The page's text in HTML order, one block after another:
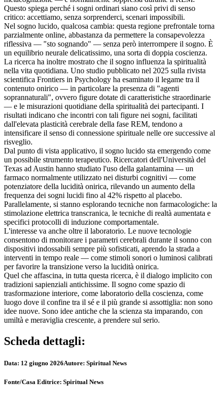
Questo spiega perché i sogni ordinari siano così privi di senso
critico: accettiamo, senza sorprenderci, scenari impossibili.
Nel sogno lucido, qualcosa cambia: questa regione prefrontale torna
parzialmente online, abbastanza da permettere la consapevolezza
riflessiva — "sto sognando" — senza però interrompere il sogno. È
un equilibrio neurale delicatissimo, una sorta di doppia coscienza.
La ricerca ha inoltre mostrato che il sogno influenza la spiritualità
nella vita quotidiana. Uno studio pubblicato nel 2025 sulla rivista
scientifica Frontiers in Psychology ha esaminato il legame tra il
contenuto onirico — in particolare la presenza di "agenti
soprannaturali", ovvero figure dotate di caratteristiche straordinarie
— e le misurazioni quotidiane della spiritualità dei partecipanti. I
risultati indicano che incontri con tali figure nei sogni, facilitati
dall'elevata plasticità cerebrale della fase REM, tendono a
intensificare il senso di connessione spirituale nelle ore successive al
risveglio.
Dal punto di vista applicativo, il sogno lucido sta emergendo come
un possibile strumento terapeutico. Ricercatori dell'Università del
Texas ad Austin hanno studiato l'uso della galantamina — un
farmaco normalmente utilizzato nei disturbi cognitivi — come
potenziatore della lucidità onirica, rilevando un aumento della
frequenza dei sogni lucidi fino al 42% rispetto al placebo.
Parallelamente, si stanno esplorando tecniche non farmacologiche: la
stimolazione elettrica transcranica, le tecniche di realtà aumentata e
specifici protocolli di induzione comportamentale.
L'interesse va anche oltre il laboratorio. Le nuove tecnologie
consentono di monitorare i parametri cerebrali durante il sonno con
dispositivi indossabili sempre più sofisticati, aprendo la strada a
interventi in tempo reale — come stimoli sonori o luminosi calibrati
per favorire la transizione verso la lucidità onirica.
Quel che affascina, in tutta questa ricerca, è il dialogo implicito con
tradizioni sapienziali antichissime. Il sogno come spazio di
trasformazione interiore, come laboratorio della coscienza, come
luogo dove il confine tra il sé e il più grande si assottiglia: non sono
idee nuove. Sono idee antiche che la scienza sta imparando, con
umiltà e meraviglia crescente, a prendere sul serio.
Scheda dettagli:
Data: 12 giugno 2026Autore: Spiritual News
Fonte/Casa Editrice: Spiritual News